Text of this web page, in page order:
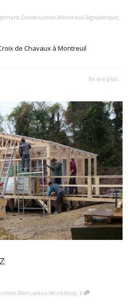
,Construction,Montreuil,Signalétique,
de Chavaux à Montreuil
En lire plus
,Metz,weco,Workshop, 0